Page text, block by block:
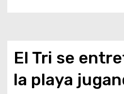
El Tri se
la playa